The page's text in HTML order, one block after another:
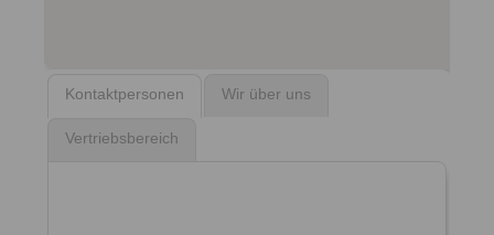
Kontaktpersonen Wir über uns
Vertriebsbereich